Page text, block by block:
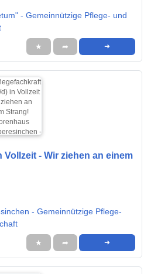
- Gemeinnützige Pflege- und
★ ➦ ➜
Vollzeit - Wir ziehen an einem
- Gemeinnützige Pflege-
★ ➦ ➜